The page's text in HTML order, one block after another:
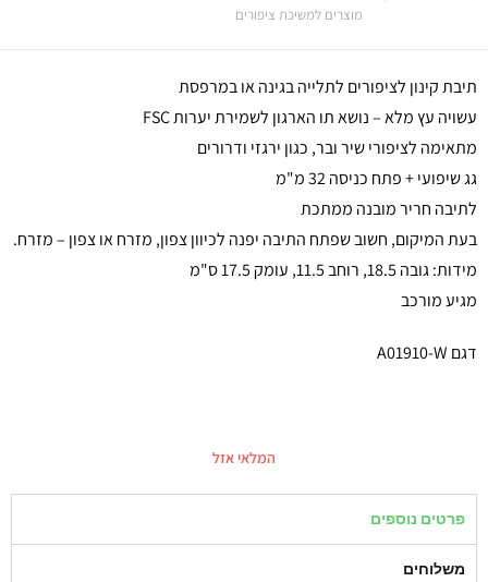
מוצרים למשיכת ציפורים
תיבת קינון לציפורים לתלייה בגינה או במרפסת
עשויה עץ מלא – נושא תו הארגון לשמירת יערות FSC
מתאימה לציפורי שיר ובר, כגון ירגזי ודרורים
גג שיפועי + פתח כניסה 32 מ"מ
לתיבה חריר מובנה ממתכת
בעת המיקום, חשוב שפתח התיבה יפנה לכיוון צפון, מזרח או צפון – מזרח.
מידות: גובה 18.5, רוחב 11.5, עומק 17.5 ס"מ
מגיע מורכב
דגם A01910-W
המלאי אזל
פרטים נוספים
משלוחים